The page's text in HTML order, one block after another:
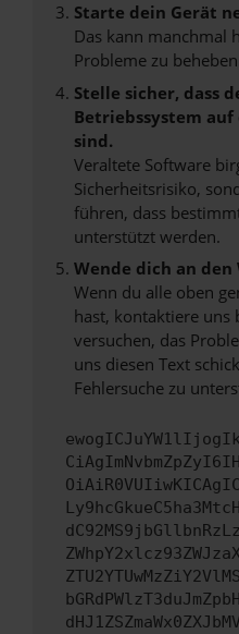
Starte dein Gerät
Das kann manchmal
Probleme zu
Stelle sicher, dass
Betriebssystem auf
sind.
Veraltete Software
Sicherheitsrisiko,
führen, dass
unterstützt werden.
Wende dich an
Wenn du alle oben
hast, kontaktiere uns
versuchen, das
uns diesen Text
Fehlersuche zu